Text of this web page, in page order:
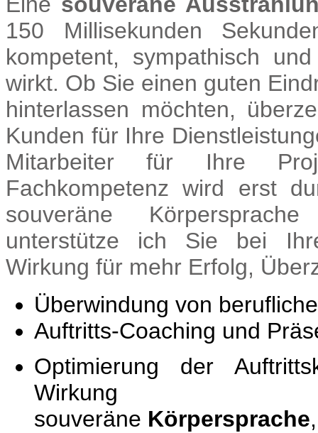
150 Millisekunden
kompetent, sympathisch
wirkt. Ob Sie einen guten
hinterlassen möchten,
Kunden für Ihre
Mitarbeiter für Ihre
Fachkompetenz wird erst
souveräne
unterstütze ich Sie bei
Wirkung für mehr Erfolg,
Überwindung von
Auftritts-Coaching und
Optimierung der
Wirkung
souveräne Körpersprache